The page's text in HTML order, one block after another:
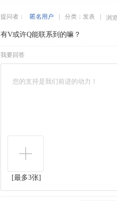
提问者： 匿名用户 分类： 发表 浏
有V或许Q能联系到的嘛？
我要回答
[最多3张]